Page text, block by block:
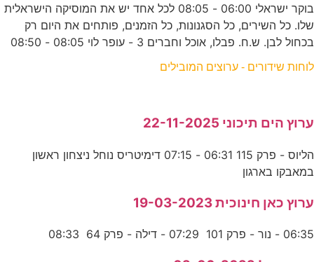
בוקר ישראלי 06:00 - 08:05 לכל אחד יש את המוסיקה הישראלית
שלו. כל השירים, כל הסגנונות, כל הזמנים, פותחים את היום רק
בכחול לבן. ש.ח. פבלו, אוכל וחברים 3 - עופר לוי 08:05 - 08:50
לוחות שידורים - ערוצים המובילים
ערוץ הים תיכוני 22-11-2025
הליוס - פרק 115 06:31 - 07:15 דימיטריס נוחל ניצחון ראשון
במאבקו בארגון
ערוץ כאן חינוכית 19-03-2023
06:35 - נור - פרק 101 07:29 - דילה - פרק 64 08:33